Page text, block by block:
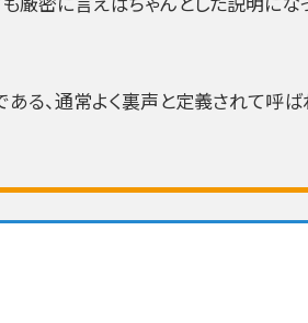
ある、通常よく裏声と定義されて呼